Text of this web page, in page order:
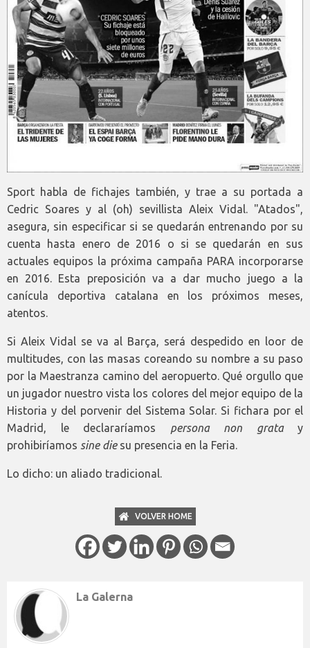
Sport habla de fichajes también, y trae a su portada a
Cedric Soares y al (oh) sevillista Aleix Vidal. "Atados",
asegura, sin especificar si se quedarán entrenando por su
cuenta hasta enero de 2016 o si se quedarán en sus
actuales equipos la próxima campaña PARA incorporarse
en 2016. Esta preposición va a dar mucho juego a la
canícula deportiva catalana en los próximos meses,
atentos.
Si Aleix Vidal se va al Barça, será despedido en loor de
multitudes, con las masas coreando su nombre a su paso
por la Maestranza camino del aeropuerto. Qué orgullo que
un jugador nuestro vista los colores del mejor equipo de la
Historia y del porvenir del Sistema Solar. Si fichara por el
Madrid, le declararíamos persona non gratay
prohibiríamos sine diesu presencia en la Feria.
Lo dicho: un aliado tradicional.
VOLVER HOME
La Galerna